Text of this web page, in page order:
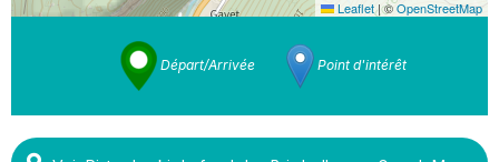
Leaflet |©OpenStreetMap
Départ/Arrivée Point d'intérêt